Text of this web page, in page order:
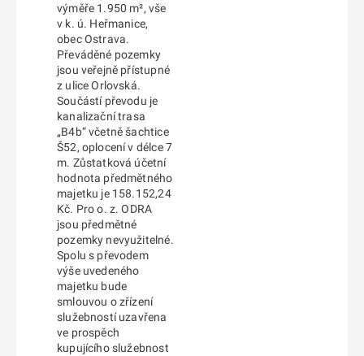
výměře 1.950 m², vše
v k. ú. Heřmanice,
obec Ostrava.
Převáděné pozemky
jsou veřejně přístupné
z ulice Orlovská.
Součástí převodu je
kanalizační trasa
„B4b“ včetně šachtice
Š52, oplocení v délce 7
m. Zůstatková účetní
hodnota předmětného
majetku je 158.152,24
Kč. Pro o. z. ODRA
jsou předmětné
pozemky nevyužitelné.
Spolu s převodem
výše uvedeného
majetku bude
smlouvou o zřízení
služebností uzavřena
ve prospěch
kupujícího služebnost